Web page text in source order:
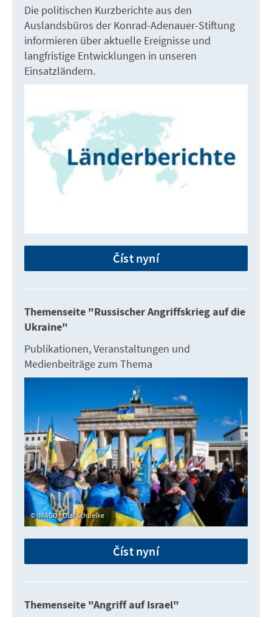
Die politischen Kurzberichte aus den
Auslandsbüros der Konrad-Adenauer-Stiftung
informieren über aktuelle Ereignisse und
langfristige Entwicklungen in unseren
Einsatzländern.
Číst nyní
Themenseite "Russischer Angriffskrieg auf die
Ukraine"
Publikationen, Veranstaltungen und
Medienbeiträge zum Thema
IMAGO / Olaf Schuelke
Číst nyní
Themenseite "Angriff auf Israel"